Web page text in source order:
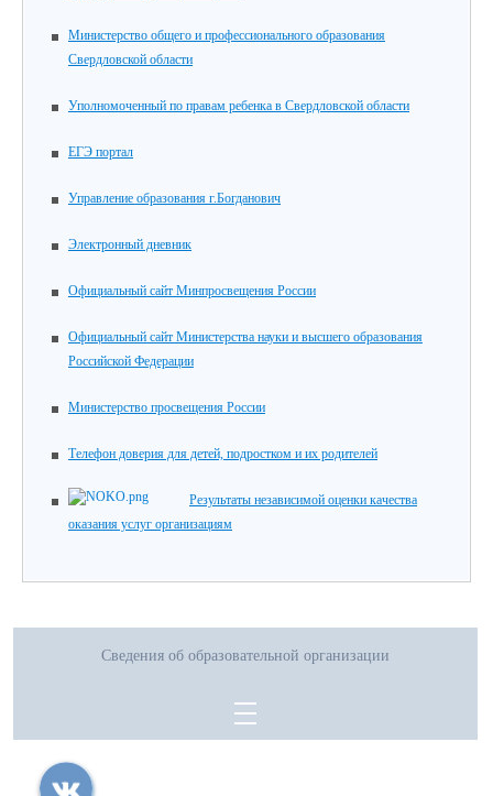
Министерство общего и профессионального образования
Свердловской области
Уполномоченный по правам ребенка в Свердловской области
ЕГЭ портал
Управление образования г.Богданович
Электронный дневник
Официальный сайт Минпросвещения России
Официальный сайт Министерства науки и высшего образования
Российской Федерации
Министерство просвещения России
Телефон доверия для детей, подростком и их родителей
Результаты независимой оценки качества
оказания услуг организациям
Сведения об образовательной организации